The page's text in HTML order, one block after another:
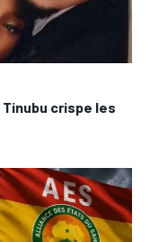
crispe les